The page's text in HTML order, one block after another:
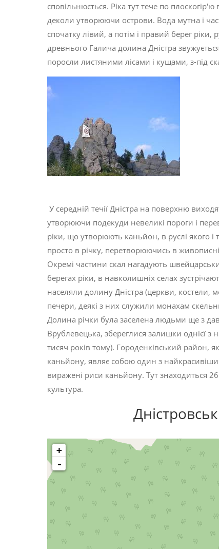
сповільнюється. Ріка тут тече по
деколи утворюючи острови. Вода мутна і
спочатку лівий, а потім і правий берег
древнього Галича долина Дністра
поросли листяними лісами і кущами, з-під
У середній течії Дністра на поверхню
утворюючи подекуди невеликі пороги і
ріки, що утворюють каньйон, в руслі якого і
просто в річку, перетворюючись в
Окремі частини скал нагадують
берегах ріки, в навколишніх селах
населяли долину Дністра (церкви, костели,
печери, деякі з них служили монахам
Долина річки була заселена людьми ще з
Врублевецька, збереглися залишки однієї з
тисяч років тому). Городенківський район,
каньйону, являє собою один з
виражені риси каньйону. Тут знаходиться
культура.
+
-